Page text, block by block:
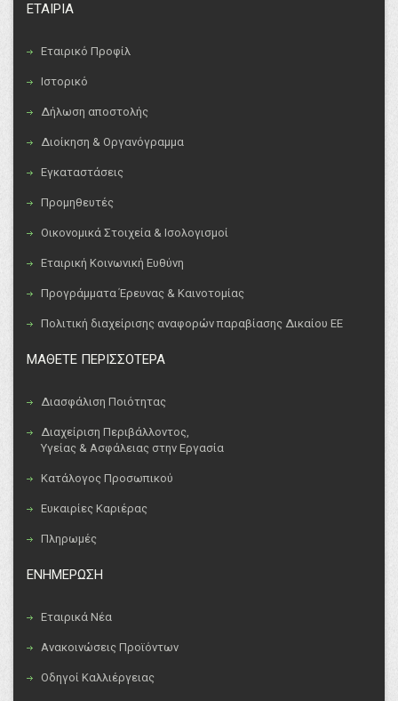
ΕΤΑΙΡΙΑ
Εταιρικό Προφίλ
Ιστορικό
Δήλωση αποστολής
Διοίκηση & Οργανόγραμμα
Εγκαταστάσεις
Προμηθευτές
Οικονομικά Στοιχεία & Ισολογισμοί
Εταιρική Κοινωνική Ευθύνη
Προγράμματα Έρευνας & Καινοτομίας
Πολιτική διαχείρισης αναφορών παραβίασης Δικαίου ΕΕ
ΜΑΘΕΤΕ ΠΕΡΙΣΣΟΤΕΡΑ
Διασφάλιση Ποιότητας
Διαχείριση Περιβάλλοντος,
Υγείας & Ασφάλειας στην Εργασία
Κατάλογος Προσωπικού
Ευκαιρίες Καριέρας
Πληρωμές
ΕΝΗΜΕΡΩΣΗ
Εταιρικά Νέα
Ανακοινώσεις Προϊόντων
Οδηγοί Καλλιέργειας